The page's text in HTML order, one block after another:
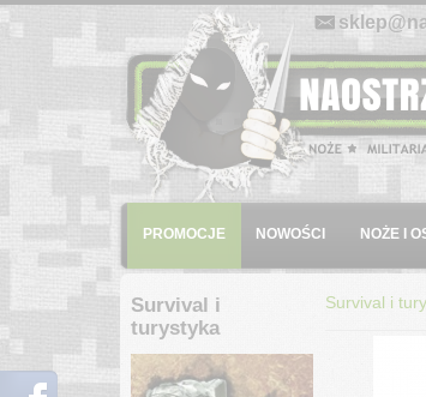
E-mail:
Menu
PROMOCJE NOWOŚCI NOŻE I
Survival i
turystyka
Survival i